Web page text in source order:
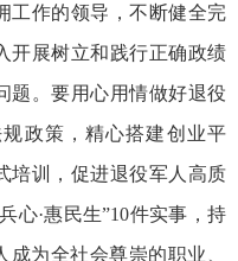
工作的领导，不断健全完
开展树立和践行正确政绩
题。要用心用情做好退役
政策，精心搭建创业平
培训，促进退役军人高质
心·惠民生”10件实事，持
为全社会尊崇的职业、